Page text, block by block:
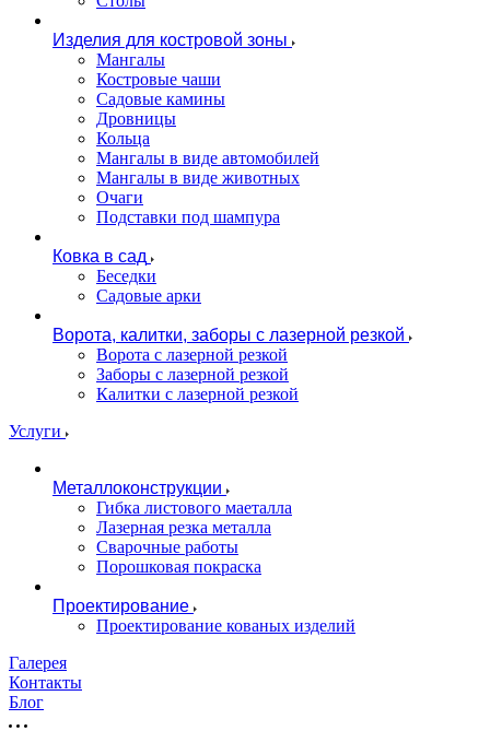
Изделия для костровой зоны
Мангалы
Костровые чаши
Садовые камины
Дровницы
Кольца
Мангалы в виде автомобилей
Мангалы в виде животных
Очаги
Подставки под шампура
Ковка в сад
Беседки
Садовые арки
Ворота, калитки, заборы с лазерной резкой
Ворота с лазерной резкой
Заборы с лазерной резкой
Калитки с лазерной резкой
Услуги
Металлоконструкции
Гибка листового маеталла
Лазерная резка металла
Сварочные работы
Порошковая покраска
Проектирование
Проектирование кованых изделий
Галерея
Контакты
Блог